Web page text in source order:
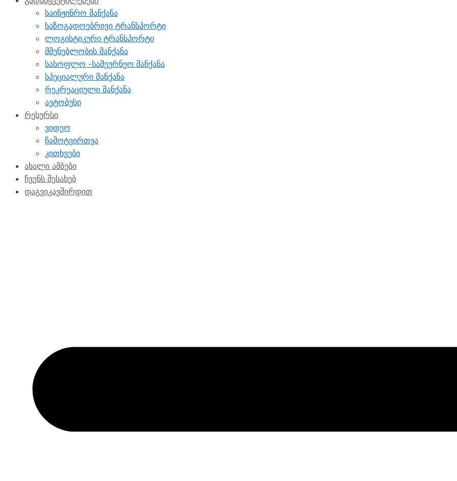
საინჟინრო მანქანა
საზოგადოებრივი ტრანსპორტი
ლოგისტიკური ტრანსპორტი
მშენებლობის მანქანა
სასოფლო -სამეურნეო მანქანა
სპეციალური მანქანა
რეკრეაციული მანქანა
ავტობუსი
რესურსი
ვიდეო
ჩამოტვირთვა
კითხვები
ახალი ამბები
ჩვენს შესახებ
დაგვიკავშირდით